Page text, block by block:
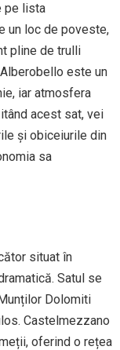
pe lista
un loc de poveste,
pline de trulli
este un
iar atmosfera
acest sat, vei
și obiceiurile din
sa
situat în
Satul se
Dolomiti
Castelmezzano
oferind o rețea